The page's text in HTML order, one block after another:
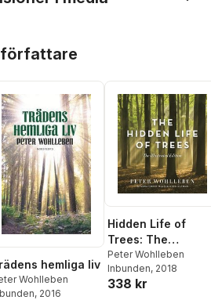
författare
hemliga liv
Wohlleben
, 2016
Hidden Life of
Trees: The
Illustrated Edition
Peter Wohlleben
Inbunden, 2018
338 kr